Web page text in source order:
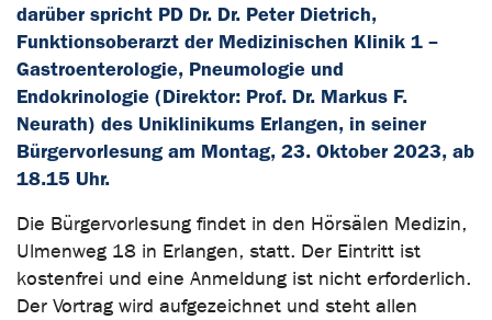
darüber spricht PD Dr. Dr. Peter Dietrich,
Funktionsoberarzt der Medizinischen Klinik 1 –
Gastroenterologie, Pneumologie und
Endokrinologie (Direktor: Prof. Dr. Markus F.
Neurath) des Uniklinikums Erlangen, in seiner
Bürgervorlesung am Montag, 23. Oktober 2023, ab
18.15 Uhr.
Die Bürgervorlesung findet in den Hörsälen Medizin,
Ulmenweg 18 in Erlangen, statt. Der Eintritt ist
kostenfrei und eine Anmeldung ist nicht erforderlich.
Der Vortrag wird aufgezeichnet und steht allen